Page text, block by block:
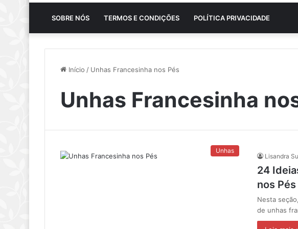
SOBRE NÓS TERMOS E CONDIÇÕES POLÍTICA PRIVACIDADE
Início / Unhas Francesinha nos Pés
Unhas Francesinha
Unhas
Lisandra
24
nos Pés
Nesta
de unhas